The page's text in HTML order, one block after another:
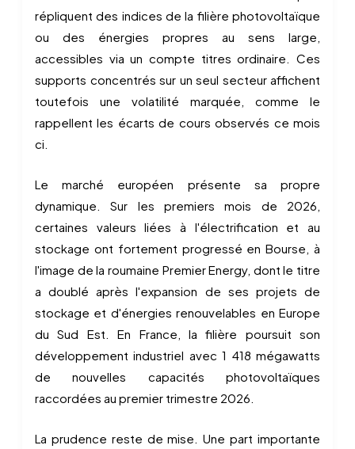
répliquent des indices de la filière photovoltaïque
ou des énergies propres au sens large,
accessibles via un compte titres ordinaire. Ces
supports concentrés sur un seul secteur affichent
toutefois une volatilité marquée, comme le
rappellent les écarts de cours observés ce mois
ci.
Le marché européen présente sa propre
dynamique. Sur les premiers mois de 2026,
certaines valeurs liées à l'électrification et au
stockage ont fortement progressé en Bourse, à
l'image de la roumaine Premier Energy, dont le titre
a doublé après l'expansion de ses projets de
stockage et d'énergies renouvelables en Europe
du Sud Est. En France, la filière poursuit son
développement industriel avec 1 418 mégawatts
de nouvelles capacités photovoltaïques
raccordées au premier trimestre 2026.
La prudence reste de mise. Une part importante